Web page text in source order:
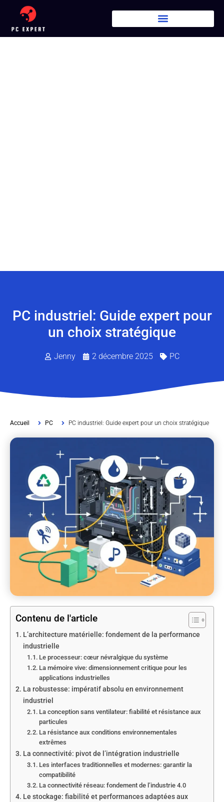
PC industriel: Guide expert pour
un choix stratégique
Jenny 2 décembre 2025 PC
Accueil PC PC industriel: Guide expert pour un choix stratégique
Contenu de l'article
L’architecture matérielle: fondement de la performance
industrielle
Le processeur: cœur névralgique du système
La mémoire vive: dimensionnement critique pour les
applications industrielles
La robustesse: impératif absolu en environnement
industriel
La conception sans ventilateur: fiabilité et résistance aux
particules
La résistance aux conditions environnementales
extrêmes
La connectivité: pivot de l’intégration industrielle
Les interfaces traditionnelles et modernes: garantir la
compatibilité
La connectivité réseau: fondement de l’industrie 4.0
Le stockage: fiabilité et performances adaptées aux